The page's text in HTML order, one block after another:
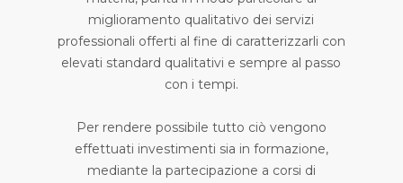
miglioramento qualitativo dei servizi
professionali offerti al fine di caratterizzarli con
elevati standard qualitativi e sempre al passo
con i tempi.
Per rendere possibile tutto ciò vengono
effettuati investimenti sia in formazione,
mediante la partecipazione a corsi di